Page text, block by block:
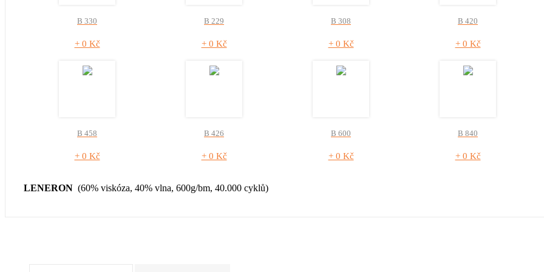
B 330
+ 0 Kč
B 229
+ 0 Kč
B 308
+ 0 Kč
B 420
+ 0 Kč
B 458
+ 0 Kč
B 426
+ 0 Kč
B 600
+ 0 Kč
B 840
+ 0 Kč
LENERON (60% viskóza, 40% vlna, 600g/bm, 40.000 cyklů)